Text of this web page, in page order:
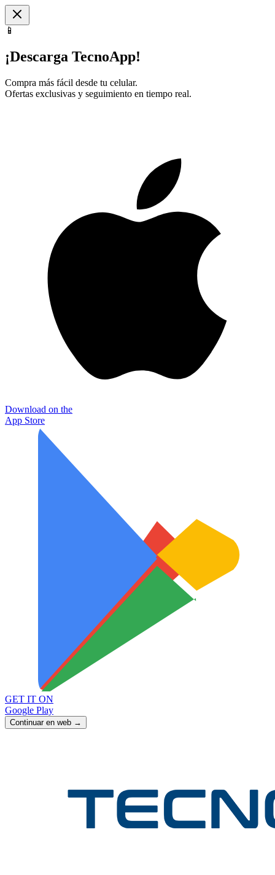
📱
¡Descarga TecnoApp!
Compra más fácil desde tu celular.
Ofertas exclusivas y seguimiento en tiempo real.
Download on the
App Store
GET IT ON
Google Play
Continuar en web →